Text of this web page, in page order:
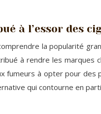
à l’essor des
la popularité
à rendre les marques
fumeurs à opter pour
qui contourne en